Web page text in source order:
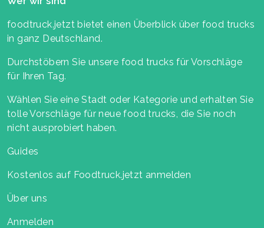
foodtruck.jetzt bietet einen Überblick über food trucks
in ganz Deutschland.
Durchstöbern Sie unsere food trucks für Vorschläge
für Ihren Tag.
Wählen Sie eine Stadt oder Kategorie und erhalten Sie
tolle Vorschläge für neue food trucks, die Sie noch
nicht ausprobiert haben.
Guides
Kostenlos auf Foodtruck.jetzt anmelden
Über uns
Anmelden